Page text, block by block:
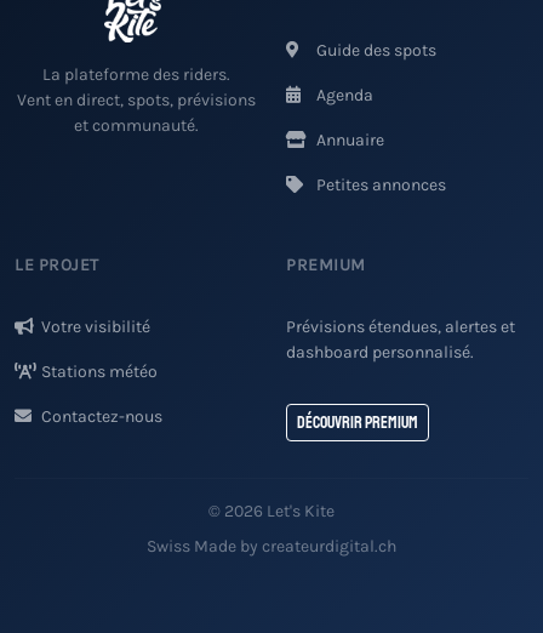
La plateforme des riders.
Vent en direct, spots, prévisions
et communauté.
Guide des spots
Agenda
Annuaire
Petites annonces
LE PROJET
Votre visibilité
Stations météo
Contactez-nous
PREMIUM
Prévisions étendues, alertes et
dashboard personnalisé.
Découvrir Premium
© 2026 Let's Kite
Swiss Made by createurdigital.ch